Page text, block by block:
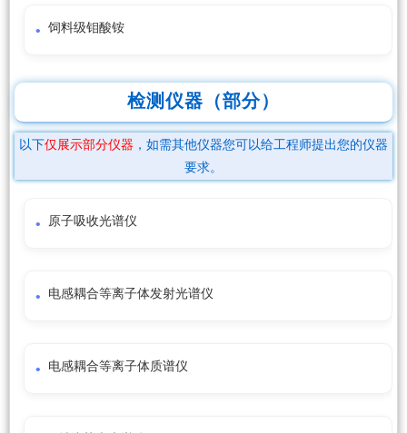
饲料级钼酸铵
检测仪器（部分）
以下仅展示部分仪器 ，如需其他仪器您可以给工程师提出您的仪器
要求。
原子吸收光谱仪
电感耦合等离子体发射光谱仪
电感耦合等离子体质谱仪